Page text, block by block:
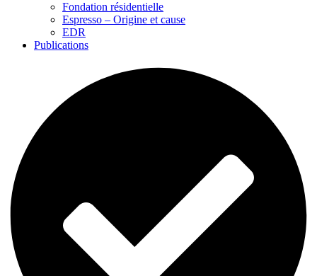
Fondation résidentielle
Espresso – Origine et cause
EDR
Publications